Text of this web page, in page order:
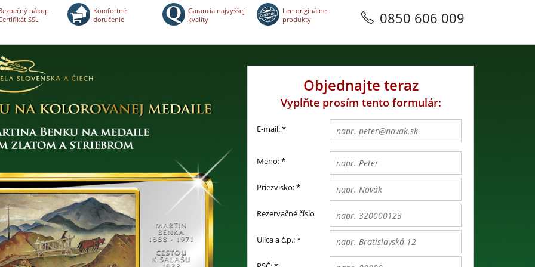
nákup
SSL
Komfortné
doručenie
Garancia najvyššej
kvality
Len originálne
produkty
0850 606 009
Objednajte teraz
Vyplňte prosím tento formulár:
E-mail:*
Meno:*
Priezvisko:*
Rezervačné číslo
Ulica a č.p.:*